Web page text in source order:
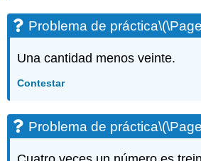
(\PageIndex{15}\)
Ejercicio\
Ejercicio\
Ejercicio\
(\PageIndex{20}\)
Ejercicio\
Problema de práctica
Una cantidad menos veinte.
Contestar
Problema de práctica